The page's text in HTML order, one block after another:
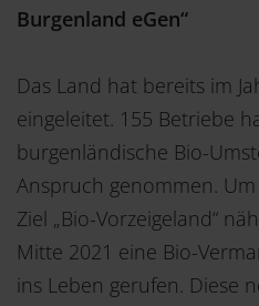
Burgenland eGen“
Das Land hat bereits im
eingeleitet. 155 Betriebe
burgenländische Bio-
Anspruch genommen.
Ziel „Bio-Vorzeigeland“
Mitte 2021 eine Bio-
ins Leben gerufen. Diese